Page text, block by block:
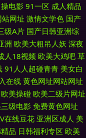
电影 91一区 成人精品
网址 激情文学色 国产
级A片 国产日韩亚洲综
洲 欧美大粗吊人妖 深夜
人18视频 欧美大鸡吧 草
91人人超碰青青 美女白
在线 黄色网址网站网址
欧美操碰 欧美二级片网址
级电影 免费黄色网址
在线豆花 亚洲区成人 美
品 日韩福利专区 欧美